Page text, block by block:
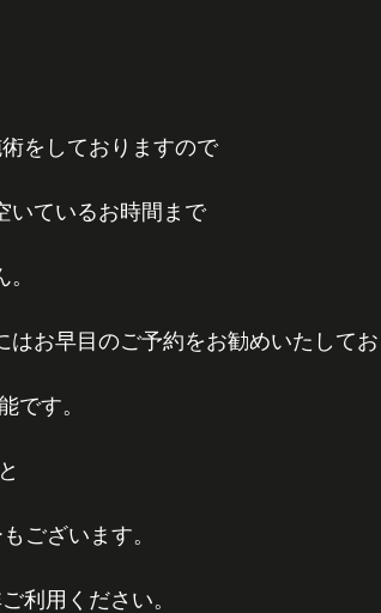
術をしておりますので
いているお時間まで
はお早目のご予約をお勧めいたして
です。
ございます。
利用ください。